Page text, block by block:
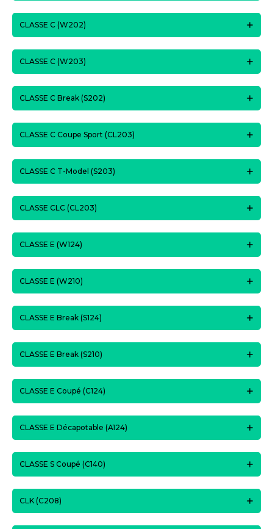
CLASSE C (W202)
CLASSE C (W203)
CLASSE C Break (S202)
CLASSE C Coupe Sport (CL203)
CLASSE C T-Model (S203)
CLASSE CLC (CL203)
CLASSE E (W124)
CLASSE E (W210)
CLASSE E Break (S124)
CLASSE E Break (S210)
CLASSE E Coupé (C124)
CLASSE E Décapotable (A124)
CLASSE S Coupé (C140)
CLK (C208)